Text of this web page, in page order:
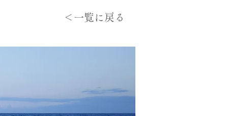
＜一覧に戻る